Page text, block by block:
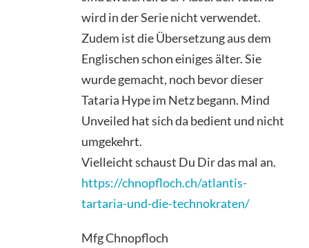
wird in der Serie nicht verwendet.
Zudem ist die Übersetzung aus dem
Englischen schon einiges älter. Sie
wurde gemacht, noch bevor dieser
Tataria Hype im Netz begann. Mind
Unveiled hat sich da bedient und nicht
umgekehrt.
Vielleicht schaust Du Dir das mal an.
https://chnopfloch.ch/atlantis-
tartaria-und-die-technokraten/
Mfg Chnopfloch